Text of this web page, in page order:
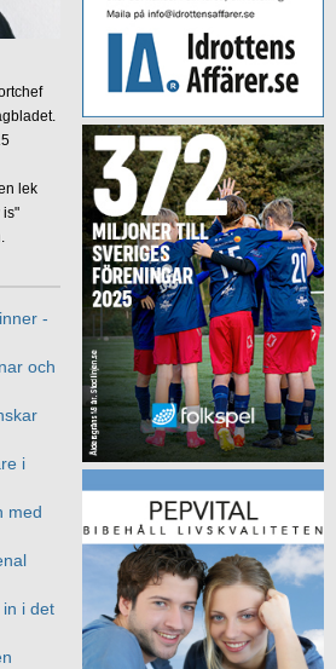
lek
is"
-
och
i
med
i det